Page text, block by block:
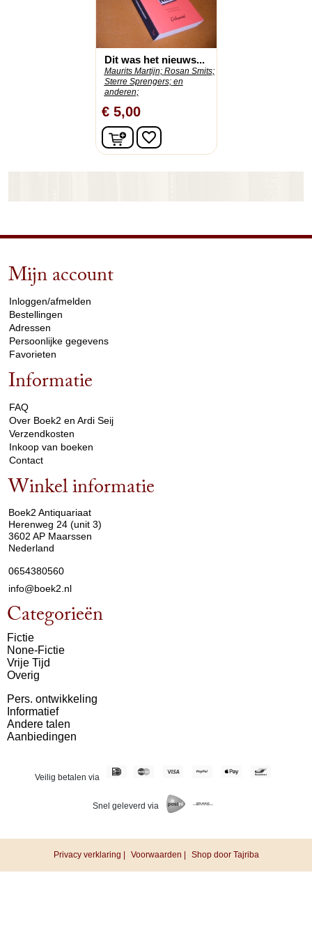
Dit was het nieuws...
Maurits Martijn; Rosan Smits;
Sterre Sprengers; en
anderen;
€ 5,00
In winkelwagen
favorite_border
Mijn account
Inloggen/afmelden
Bestellingen
Adressen
Persoonlijke gegevens
Favorieten
Informatie
FAQ
Over Boek2 en Ardi Seij
Verzendkosten
Inkoop van boeken
Contact
Winkel informatie
Boek2 Antiquariaat
Herenweg 24 (unit 3)
3602 AP Maarssen
Nederland
0654380560
info@boek2.nl
Categorieën
Fictie
None-Fictie
Vrije Tijd
Overig
Pers. ontwikkeling
Informatief
Andere talen
Aanbiedingen
Veilig betalen via
Snel geleverd via
Privacy verklaring | Voorwaarden | Shop door Tajriba